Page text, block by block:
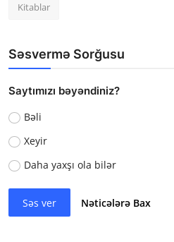
Kitablar
Səsvermə Sorğusu
Saytımızı bəyəndiniz?
Bəli
Xeyir
Daha yaxşı ola bilər
Səs ver Nəticələrə Bax